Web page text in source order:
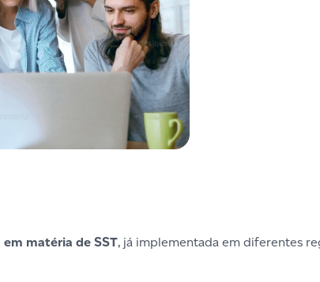
matéria de SST, já implementada em diferentes